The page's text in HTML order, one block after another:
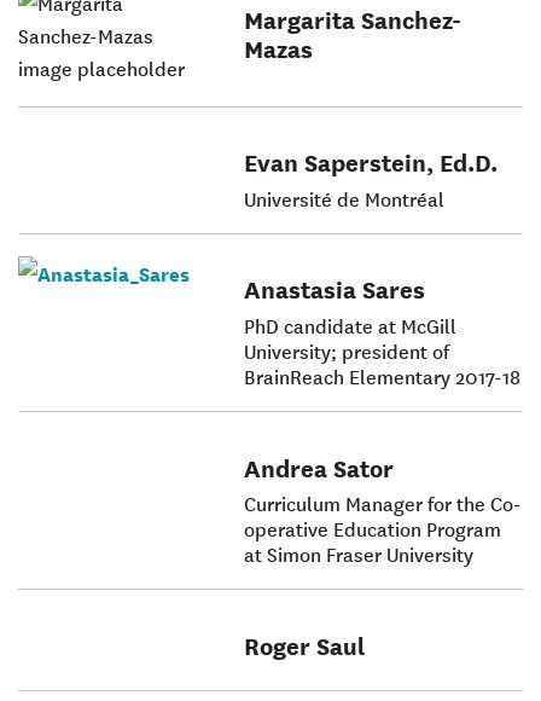
Margarita Sanchez-
Mazas
Evan Saperstein, Ed.D.
Université de Montréal
Anastasia Sares
PhD candidate at McGill
University; president of
BrainReach Elementary 2017-18
Andrea Sator
Curriculum Manager for the Co-
operative Education Program
at Simon Fraser University
Roger Saul